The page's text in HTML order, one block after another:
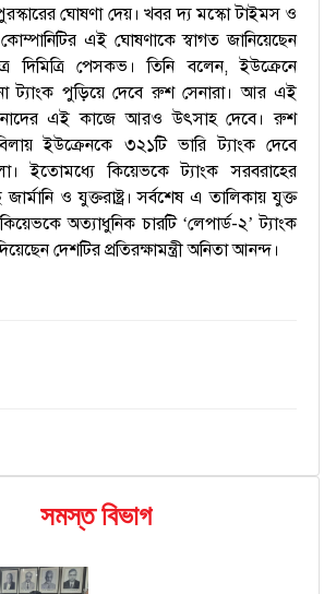
ঘোষণা দেয়। খবর দ্য মস্কো টাইমস ও
কোম্পানিটির এই ঘোষণাকে স্বাগত জানিয়েছেন
দিমিত্রি পেসকভ।তিনি বলেন, ইউক্রেনে
ট্যাংক পুড়িয়ে দেবে রুশ সেনারা। আর এই
এই কাজে আরও উৎসাহ দেবে।রুশ
ইউক্রেনকে ৩২১টি ভারি ট্যাংক দেবে
ইতোমধ্যে কিয়েভকে ট্যাংক সরবরাহের
জার্মানি ও যুক্তরাষ্ট্র। সর্বশেষ এ তালিকায় যুক্ত
অত্যাধুনিক চারটি ‘লেপার্ড-২’ ট্যাংক
দেশটির প্রতিরক্ষামন্ত্রী অনিতা আনন্দ।
সমস্ত বিভাগ